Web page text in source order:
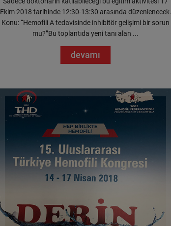
Ekim 2018 tarihinde 12:30-13:30 arasında düzenlenecek.
Konu: “Hemofili A tedavisinde inhibitör gelişimi bir sorun
mu?”Bu toplantıda yeni tanı alan ...
devamı